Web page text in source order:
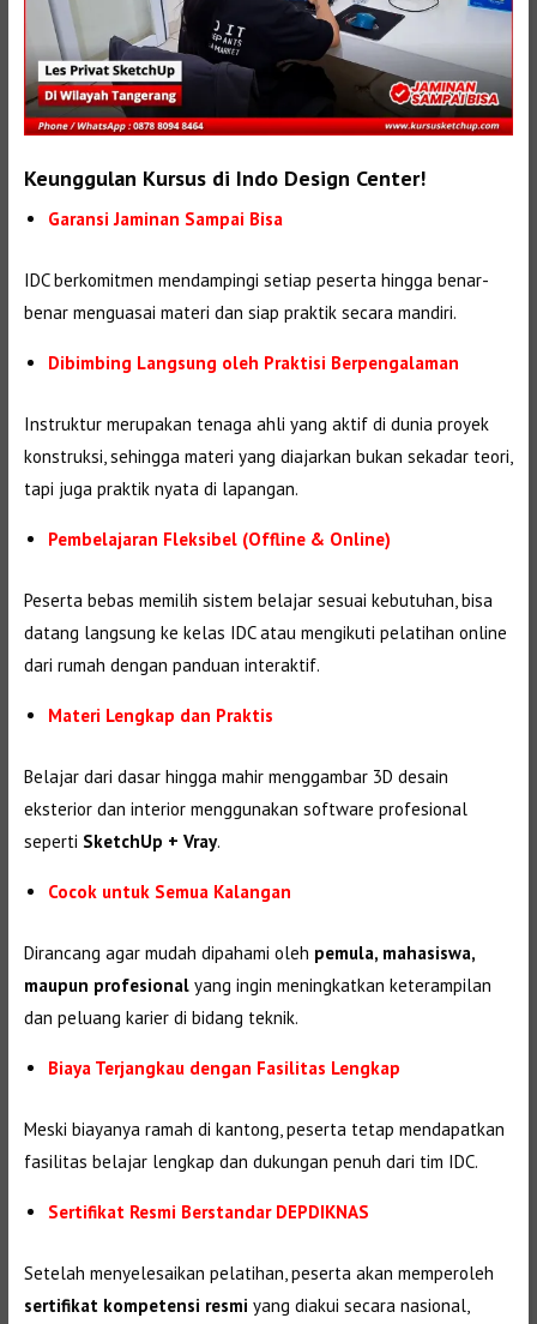
Keunggulan Kursus di Indo Design Center!
Garansi Jaminan Sampai Bisa
IDC berkomitmen mendampingi setiap peserta hingga benar-
benar menguasai materi dan siap praktik secara mandiri.
Dibimbing Langsung oleh Praktisi Berpengalaman
Instruktur merupakan tenaga ahli yang aktif di dunia proyek
konstruksi, sehingga materi yang diajarkan bukan sekadar teori,
tapi juga praktik nyata di lapangan.
Pembelajaran Fleksibel (Offline & Online)
Peserta bebas memilih sistem belajar sesuai kebutuhan, bisa
datang langsung ke kelas IDC atau mengikuti pelatihan online
dari rumah dengan panduan interaktif.
Materi Lengkap dan Praktis
Belajar dari dasar hingga mahir menggambar 3D desain
eksterior dan interior menggunakan software profesional
seperti SketchUp + Vray.
Cocok untuk Semua Kalangan
Dirancang agar mudah dipahami oleh pemula, mahasiswa,
maupun profesionalyang ingin meningkatkan keterampilan
dan peluang karier di bidang teknik.
Biaya Terjangkau dengan Fasilitas Lengkap
Meski biayanya ramah di kantong, peserta tetap mendapatkan
fasilitas belajar lengkap dan dukungan penuh dari tim IDC.
Sertifikat Resmi Berstandar DEPDIKNAS
Setelah menyelesaikan pelatihan, peserta akan memperoleh
sertifikat kompetensi resmi yang diakui secara nasional,